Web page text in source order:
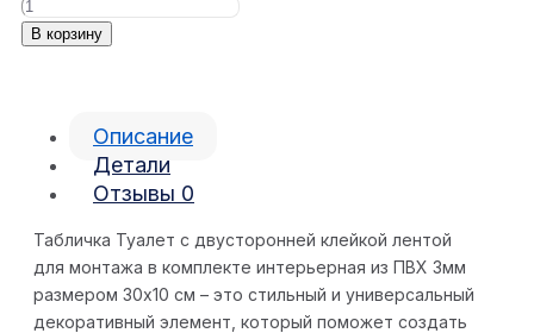
В корзину
Описание
Детали
Отзывы 0
Табличка Туалет с двусторонней клейкой лентой
для монтажа в комплекте интерьерная из ПВХ 3мм
размером 30х10 см – это стильный и универсальный
декоративный элемент, который поможет создать